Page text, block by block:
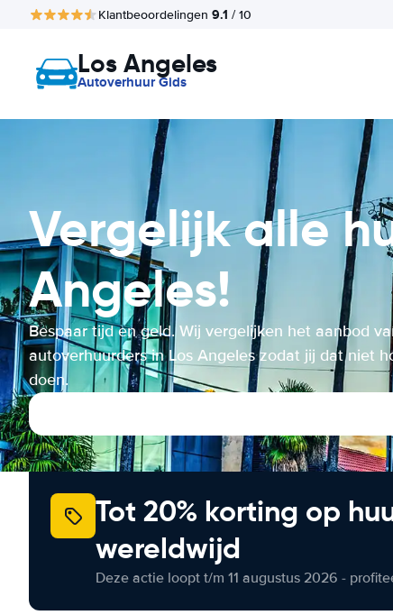
Klantbeoordelingen 9.1 / 10
Los Angeles
Autoverhuur Gids
Vergelijk alle
Angeles!
Bespaar tijd en geld. Wij vergelijken het aanbod
autoverhuurders in Los Angeles zodat jij dat niet
doen.
Tot 20% korting op
wereldwijd
Deze actie loopt t/m 11 augustus 2026 -